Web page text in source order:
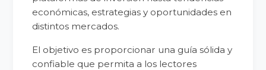
económicas, estrategias y oportunidades en
distintos mercados.
El objetivo es proporcionar una guía sólida y
confiable que permita a los lectores